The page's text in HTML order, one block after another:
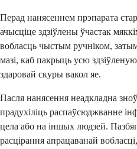
Перад нанясеннем прэпарата
ачысціце здзіўлены ўчастак
вобласць чыстым ручніком,
мазі, каб пакрыць усю
здаровай скуры вакол яе.
Пасля нанясення неадкладна
прадухіліць распаўсюджванне
цела або на іншых людзей.
расцірання апрацаванай